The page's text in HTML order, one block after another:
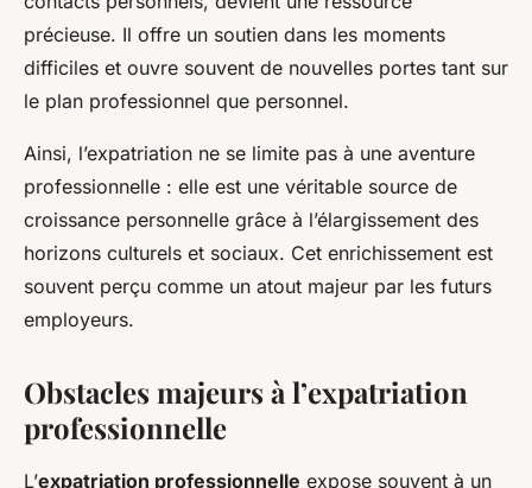
précieuse. Il offre un soutien dans les moments
difficiles et ouvre souvent de nouvelles portes tant sur
le plan professionnel que personnel.
Ainsi, l’expatriation ne se limite pas à une aventure
professionnelle : elle est une véritable source de
croissance personnelle grâce à l’élargissement des
horizons culturels et sociaux. Cet enrichissement est
souvent perçu comme un atout majeur par les futurs
employeurs.
Obstacles majeurs à l’expatriation
professionnelle
L’expatriation professionnelle expose souvent à un